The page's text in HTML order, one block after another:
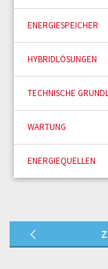
ENERGIESPEICHER
HYBRIDLÖSUNGEN
TECHNISCHE
WARTUNG
ENERGIEQUELLEN